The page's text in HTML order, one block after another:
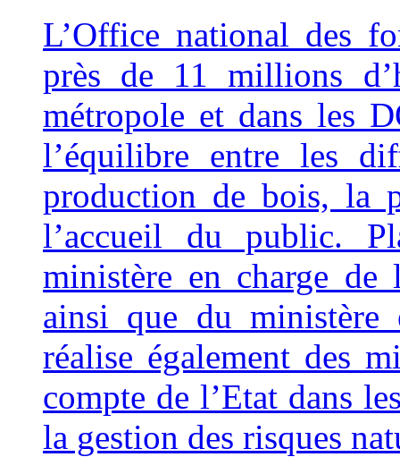
L’Office national des
près de 11 millions
métropole et dans les
l’équilibre entre les
production de bois, la
l’accueil du public.
ministère en charge de
ainsi que du ministère
réalise également des
compte de l’Etat dans
la gestion des risques